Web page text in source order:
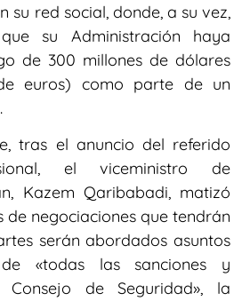
su red social, donde, a su vez,
su Administración haya
de 300 millones de dólares
euros) como parte de un
tras el anuncio del referido
el viceministro de
Kazem Qaribabadi, matizó
de negociaciones que tendrán
serán abordados asuntos
«todas las sanciones y
Consejo de Seguridad», la